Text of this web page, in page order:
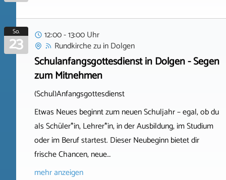
So.
23
12:00 - 13:00 Uhr
Rundkirche zuinDolgen
Schulanfangsgottesdienst in Dolgen - Segen
zum Mitnehmen
(Schul)Anfangsgottesdienst
Etwas Neues beginnt zum neuen Schuljahr – egal, ob du
als Schüler*in, Lehrer*in, in der Ausbildung, im Studium
oder im Beruf startest. Dieser Neubeginn bietet dir
frische Chancen, neue…
mehr anzeigen